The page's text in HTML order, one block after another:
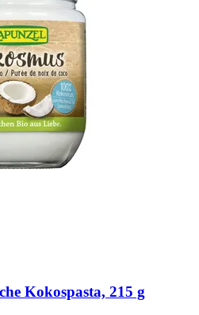
Kokospasta, 215 g